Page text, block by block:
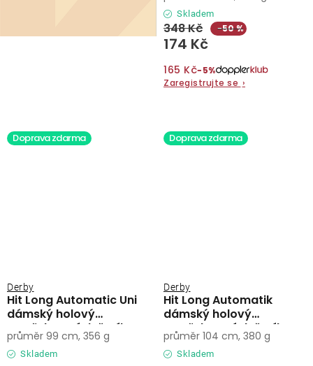
Skladem
174 Kč
348 Kč −50 %
165 Kč−5%
Zaregistrujte se ›
Doprava zdarma
Hit Long Automatic Uni
dámský holový
vystřelovací deštník
Derby
Skladem
průměr 99 cm, 356 g
Doprava zdarma
Hit Long Automatik
dámský holový
vystřelovací deštník
Derby
Skladem
průměr 104 cm, 380 g